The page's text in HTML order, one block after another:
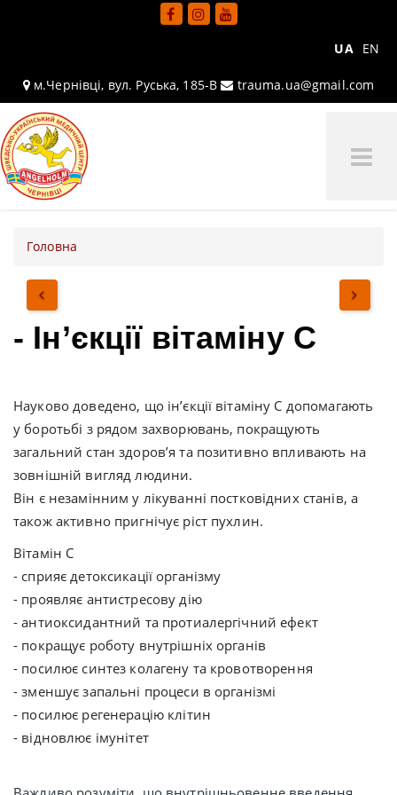
UA EN
м.Чернівці, вул. Руська, 185-В trauma.ua@gmail.com
Головна
- Ін’єкції вітаміну С
Науково доведено, що ін’єкції вітаміну С допомагають
у боротьбі з рядом захворювань, покращують
загальний стан здоров’я та позитивно впливають на
зовнішній вигляд людини.
Він є незамінним у лікуванні постковідних станів, а
також активно пригнічує ріст пухлин.
Вітамін С
- сприяє детоксикації організму
- проявляє антистресову дію
- антиоксидантний та протиалергічний ефект
- покращує роботу внутрішніх органів
- посилює синтез колагену та кровотворення
- зменшує запальні процеси в організмі
- посилює регенерацію клітин
- відновлює імунітет